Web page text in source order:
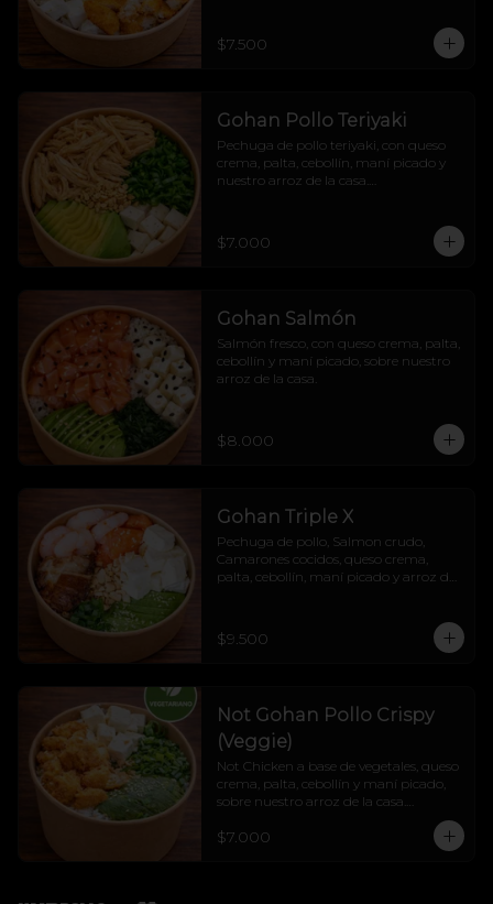
$7.500
Gohan Pollo Teriyaki
Pechuga de pollo teriyaki, con queso
crema, palta, cebollín, maní picado y
nuestro arroz de la casa.
$7.000
Gohan Salmón
Salmón fresco, con queso crema, palta,
cebollín y maní picado, sobre nuestro
arroz de la casa.
$8.000
Gohan Triple X
Pechuga de pollo, Salmon crudo,
Camarones cocidos, queso crema,
palta, cebollín, maní picado y arroz de
$9.500
Not Gohan Pollo Crispy
(Veggie)
Not Chicken a base de vegetales, queso
crema, palta, cebollín y maní picado,
sobre nuestro arroz de la casa.
sabor.
$7.000